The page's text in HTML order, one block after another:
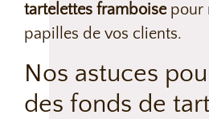
tartelettes framboisepour
papilles de vos clients.
Nos astuces
des fonds de